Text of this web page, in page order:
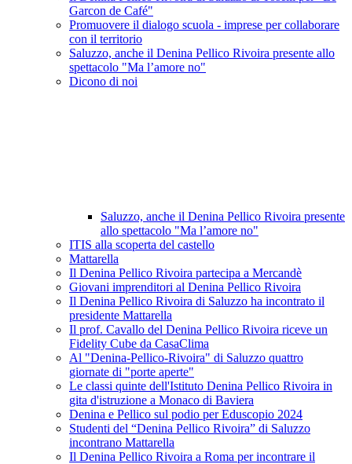
Garcon de Café"
Promuovere il dialogo scuola - imprese per collaborare
con il territorio
Saluzzo, anche il Denina Pellico Rivoira presente allo
spettacolo "Ma l’amore no"
Dicono di noi
Saluzzo, anche il Denina Pellico Rivoira presente
allo spettacolo "Ma l’amore no"
ITIS alla scoperta del castello
Mattarella
Il Denina Pellico Rivoira partecipa a Mercandè
Giovani imprenditori al Denina Pellico Rivoira
Il Denina Pellico Rivoira di Saluzzo ha incontrato il
presidente Mattarella
Il prof. Cavallo del Denina Pellico Rivoira riceve un
Fidelity Cube da CasaClima
Al "Denina-Pellico-Rivoira" di Saluzzo quattro
giornate di "porte aperte"
Le classi quinte dell'Istituto Denina Pellico Rivoira in
gita d'istruzione a Monaco di Baviera
Denina e Pellico sul podio per Eduscopio 2024
Studenti del “Denina Pellico Rivoira” di Saluzzo
incontrano Mattarella
Il Denina Pellico Rivoira a Roma per incontrare il